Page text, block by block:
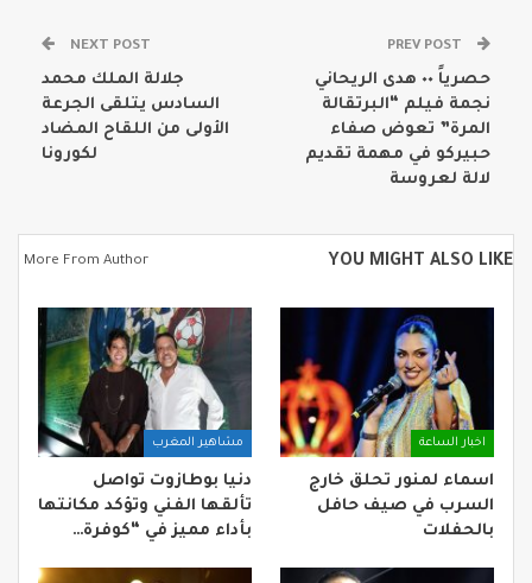
حصرياً ٠٠ هدى الريحاني
نجمة فيلم “البرتقالة
المرة” تعوض صفاء
حبيركو في مهمة تقديم
لالة لعروسة
NEXT POST
جلالة الملك محمد
السادس يتلقى الجرعة
الأولى من اللقاح المضاد
لكورونا
YOU MIGHT ALSO LIKE
More From Author
اخبار الساعة
اسماء لمنور تحلق خارج
السرب في صيف حافل
بالحفلات
مشاهير المغرب
دنيا بوطازوت تواصل
تألقها الفني وتؤكد مكانتها
بأداء مميز في “كوفرة…